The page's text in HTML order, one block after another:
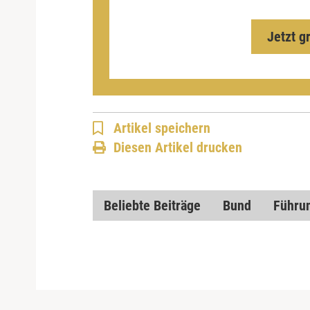
Jetzt
Artikel speichern
Diesen Artikel drucken
Beliebte Beiträge Bund